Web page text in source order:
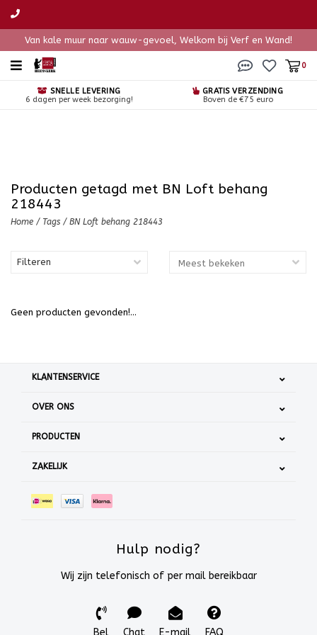
Van kale muur naar wauw-gevoel, Welkom bij Verf en Wand!
0
SNELLE LEVERING
6 dagen per week bezorging!
GRATIS VERZENDING
Boven de €75 euro
Producten getagd met BN Loft behang
218443
Home / Tags / BN Loft behang 218443
Filteren
Geen producten gevonden!...
KLANTENSERVICE
OVER ONS
PRODUCTEN
ZAKELIJK
Hulp nodig?
Wij zijn telefonisch of per mail bereikbaar
Bel Chat E-mail FAQ